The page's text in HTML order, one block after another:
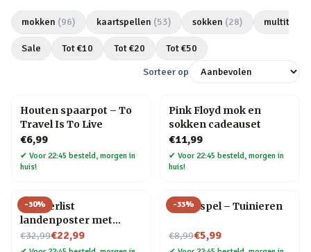
mokken (96) kaartspellen (53) sokken (28) multitools
Sale Tot €10 Tot €20 Tot €50
Sorteer op
Houten spaarpot – To
Travel Is To Live
€6,99
✔ Voor 22:45 besteld, morgen in
huis!
Pink Floyd mok en
sokken cadeauset
€11,99
✔ Voor 22:45 besteld, morgen in
huis!
-30%
Wanderlist
landenposter met
krasfolie
€32,99
Nu voor€22,99
-33%
Trivia spel – Tuinieren
€8,99
Nu voor€5,99